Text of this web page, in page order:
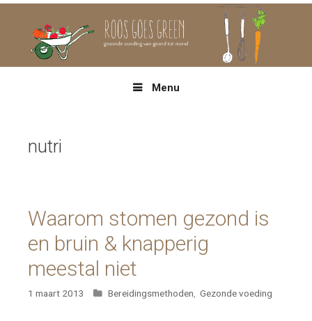
Menu
nutri
Waarom stomen gezond is
en bruin & knapperig
meestal niet
1 maart 2013 Categorieën
Bereidingsmethoden, Gezonde voeding